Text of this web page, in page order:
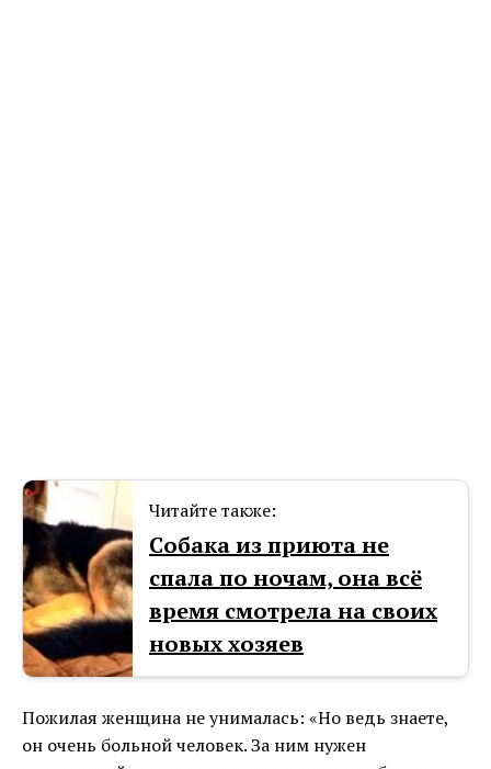
Читайте также:
Собака из приюта не
спала по ночам, она всё
время смотрела на своих
новых хозяев
Пожилая женщина не унималась: «Но ведь знаете,
он очень больной человек. За ним нужен